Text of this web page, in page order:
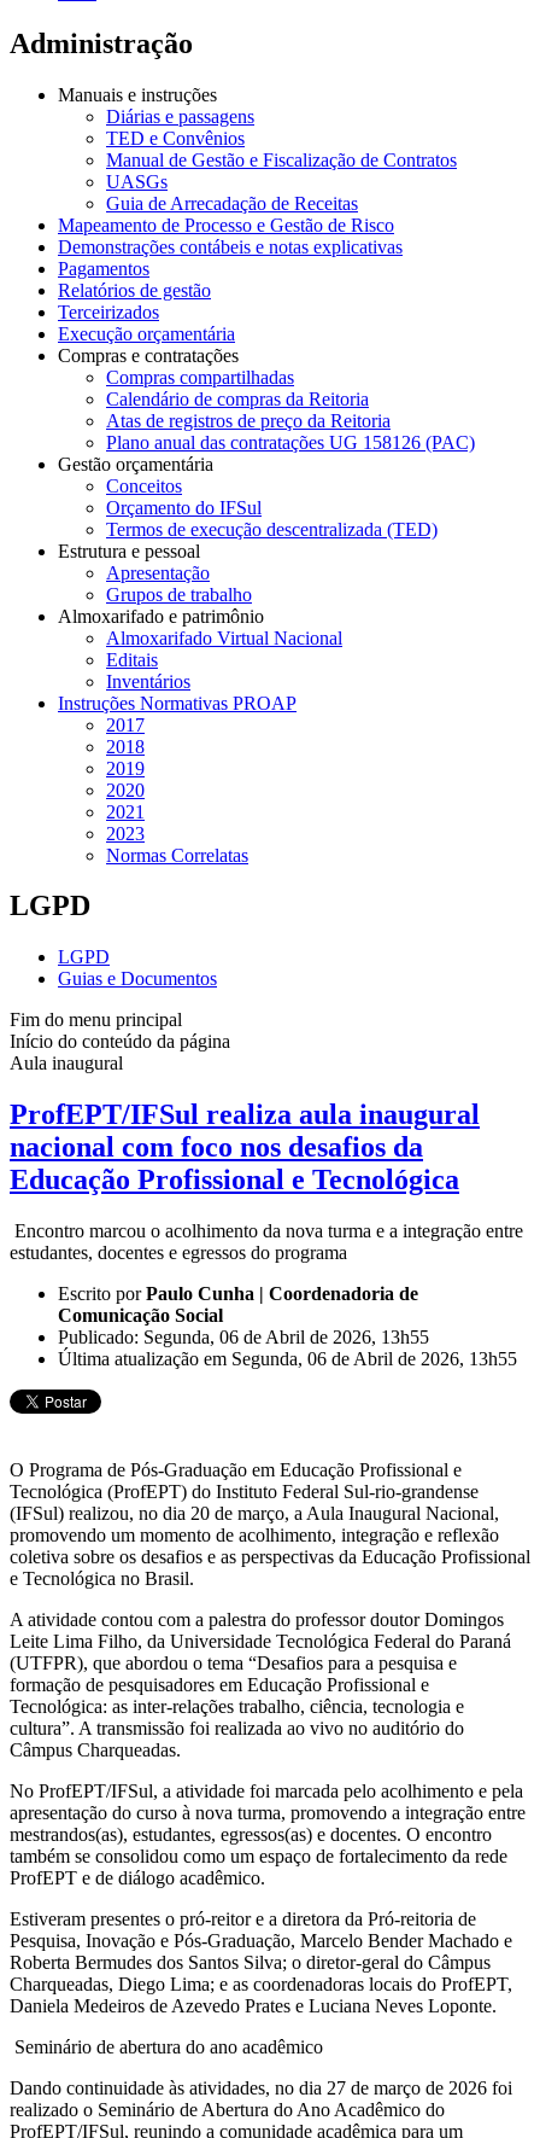
Administração
Manuais e instruções
Diárias e passagens
TED e Convênios
Manual de Gestão e Fiscalização de Contratos
UASGs
Guia de Arrecadação de Receitas
Mapeamento de Processo e Gestão de Risco
Demonstrações contábeis e notas explicativas
Pagamentos
Relatórios de gestão
Terceirizados
Execução orçamentária
Compras e contratações
Compras compartilhadas
Calendário de compras da Reitoria
Atas de registros de preço da Reitoria
Plano anual das contratações UG 158126 (PAC)
Gestão orçamentária
Conceitos
Orçamento do IFSul
Termos de execução descentralizada (TED)
Estrutura e pessoal
Apresentação
Grupos de trabalho
Almoxarifado e patrimônio
Almoxarifado Virtual Nacional
Editais
Inventários
Instruções Normativas PROAP
2017
2018
2019
2020
2021
2023
Normas Correlatas
LGPD
LGPD
Guias e Documentos
Fim do menu principal
Início do conteúdo da página
Aula inaugural
ProfEPT/IFSul realiza aula inaugural
nacional com foco nos desafios da
Educação Profissional e Tecnológica
Encontro marcou o acolhimento da nova turma e a integração entre
estudantes, docentes e egressos do programa
Escrito porPaulo Cunha | Coordenadoria de
Comunicação Social
Publicado: Segunda, 06 de Abril de 2026, 13h55
Última atualização em Segunda, 06 de Abril de 2026, 13h55
O Programa de Pós-Graduação em Educação Profissional e
Tecnológica (ProfEPT) do Instituto Federal Sul-rio-grandense
(IFSul) realizou, no dia 20 de março, a Aula Inaugural Nacional,
promovendo um momento de acolhimento, integração e reflexão
coletiva sobre os desafios e as perspectivas da Educação Profissional
e Tecnológica no Brasil.
A atividade contou com a palestra do professor doutor Domingos
Leite Lima Filho, da Universidade Tecnológica Federal do Paraná
(UTFPR), que abordou o tema “Desafios para a pesquisa e
formação de pesquisadores em Educação Profissional e
Tecnológica: as inter-relações trabalho, ciência, tecnologia e
cultura”. A transmissão foi realizada ao vivo no auditório do
Câmpus Charqueadas.
No ProfEPT/IFSul, a atividade foi marcada pelo acolhimento e pela
apresentação do curso à nova turma, promovendo a integração entre
mestrandos(as), estudantes, egressos(as) e docentes. O encontro
também se consolidou como um espaço de fortalecimento da rede
ProfEPT e de diálogo acadêmico.
Estiveram presentes o pró-reitor e a diretora da Pró-reitoria de
Pesquisa, Inovação e Pós-Graduação, Marcelo Bender Machado e
Roberta Bermudes dos Santos Silva; o diretor-geral do Câmpus
Charqueadas, Diego Lima; e as coordenadoras locais do ProfEPT,
Daniela Medeiros de Azevedo Prates e Luciana Neves Loponte.
Seminário de abertura do ano acadêmico
Dando continuidade às atividades, no dia 27 de março de 2026 foi
realizado o Seminário de Abertura do Ano Acadêmico do
ProfEPT/IFSul, reunindo a comunidade acadêmica para um